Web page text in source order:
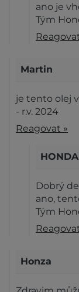
ano je
Tým
Martin
je tento olej
- r.v. 2024
Reagovat »
Dobrý
ano,
Tým
Honza